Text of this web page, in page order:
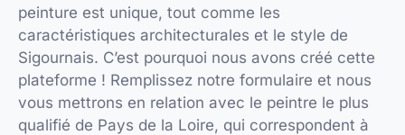
peinture est unique, tout comme les
caractéristiques architecturales et le style de
Sigournais. C’est pourquoi nous avons créé cette
plateforme ! Remplissez notre formulaire et nous
vous mettrons en relation avec le peintre le plus
qualifié de Pays de la Loire, qui correspondent à